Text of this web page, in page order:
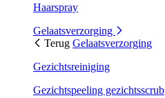
Haarspray
Gelaatsverzorging
Terug Gelaatsverzorging
Gezichtsreiniging
Gezichtspeeling gezichtsscrub